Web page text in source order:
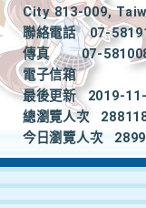
City 813-009,
聯絡電話
07-
傳真
07-
電子信箱
最後更新
2019-
總瀏覽人次
今日瀏覽人次